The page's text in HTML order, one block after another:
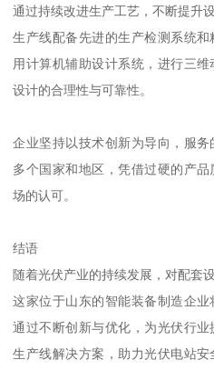
通过持续改进生产工艺，不断提升
生产线配备先进的生产检测系统
用计算机辅助设计系统，进行三
设计的合理性与可靠性。
企业坚持以技术创新为导向，服
多个国家和地区，凭借过硬的产
场的认可。
结语
随着光伏产业的持续发展，对配套
这家位于山东的智能装备制造企业
通过不断创新与优化，为光伏行
生产线解决方案，助力光伏电站